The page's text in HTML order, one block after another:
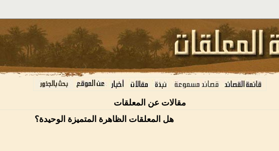
مقالات عن المعلقات
هل المعلقات الظاهرة المتميزة الوحيدة؟